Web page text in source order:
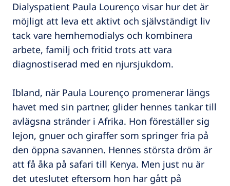
Dialyspatient Paula Lourenço visar hur det är
möjligt att leva ett aktivt och självständigt liv
tack vare hemhemodialys och kombinera
arbete, familj och fritid trots att vara
diagnostiserad med en njursjukdom.
Ibland, när Paula Lourenço promenerar längs
havet med sin partner, glider hennes tankar till
avlägsna stränder i Afrika. Hon föreställer sig
lejon, gnuer och giraffer som springer fria på
den öppna savannen. Hennes största dröm är
att få åka på safari till Kenya. Men just nu är
det uteslutet eftersom hon har gått på